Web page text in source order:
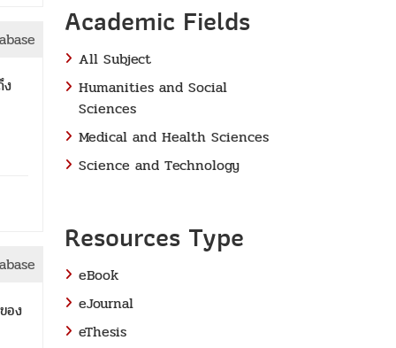
ง
อง
Academic Fields
All Subject
Humanities and Social
Sciences
Medical and Health Sciences
Science and Technology
Resources Type
eBook
eJournal
eThesis